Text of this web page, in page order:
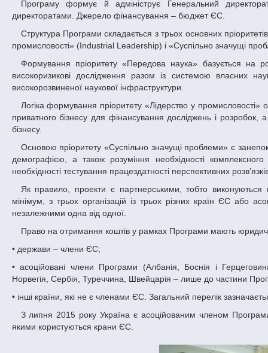
Програму формує й адмініструє Генеральний директорат з досліджень та інновацій Європейської комісії разом з галузевими
директоратами. Джерело фінансування – бюджет ЄС.
Структура Програми складається з трьох основних пріоритетів (або структурних блоків): «Передова наука» (Excellent Science), «Лідерство у
промисловості» (Industrial Leadership) і «Суспільно значущі
Формування пріоритету «Передова наука» базується на розумінні того, що основою технологічного лідерства є фундаментальні та
високоризикові дослідження разом із системою власних
високорозвиненої наукової інфраструктури.
Логіка формування пріоритету «Лідерство у промисловості» обумовлена необхідністю інвестувати у ключові технології, залучати структури
приватного бізнесу для фінансування досліджень і розробок,
бізнесу.
Основою пріоритету «Суспільно значущі проблеми» є занепокоєність громадян ЄС станом енергетики, клімату, системи охорони здоров’я,
демографією, а також розуміння необхідності
необхідності тестування працездатності перспективних
Як правило, проекти є партнерськими, тобто виконуються міжнародним консорціумом партнерів. Консорціум повинен складатись, як
мінімум, з трьох організацій із трьох різних країн ЄС або
незалежними одна від одної.
Право на отримання коштів у рамках Програми мають
• держави – члени ЄС;
• асоційовані члени Програми (Албанія, Боснія і
Норвегія, Сербія, Туреччина, Швейцарія – лише до частини
• інші країни, які не є членами ЄС. Загальний перелік
З липня 2015 року Україна є асоційованим членом Програми «Горизонт 2020», тому має можливість користуватися тими ж привілеями,
якими користуються крани ЄС.